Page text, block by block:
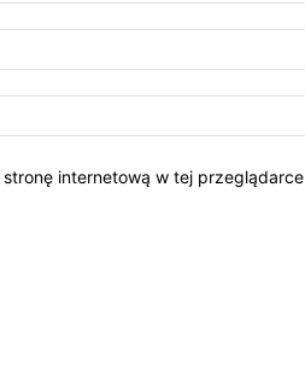
internetową w tej